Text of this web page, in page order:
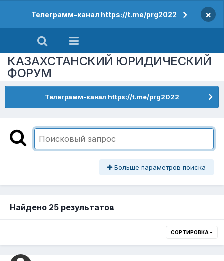
Телеграмм-канал https://t.me/prg2022 ×
КАЗАХСТАНСКИЙ ЮРИДИЧЕСКИЙ
ФОРУМ
Телеграмм-канал https://t.me/prg2022
Больше параметров поиска
Найдено 25 результатов
СОРТИРОВКА